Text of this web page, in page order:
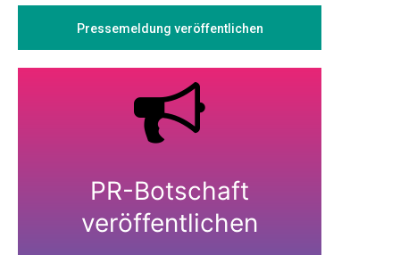
Pressemeldung veröffentlichen
PR-Botschaft
veröffentlichen